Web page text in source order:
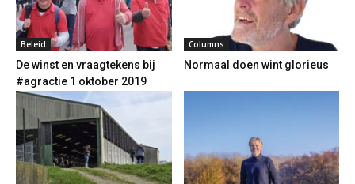
Beleid
De winst en vraagtekens bij
#agractie 1 oktober 2019
Columns
Normaal doen wint glorieus